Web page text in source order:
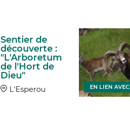
Sentier de
découverte :
"L'Arboretum
de l'Hort de
Dieu"
L'Esperou EN LIEN AVEC